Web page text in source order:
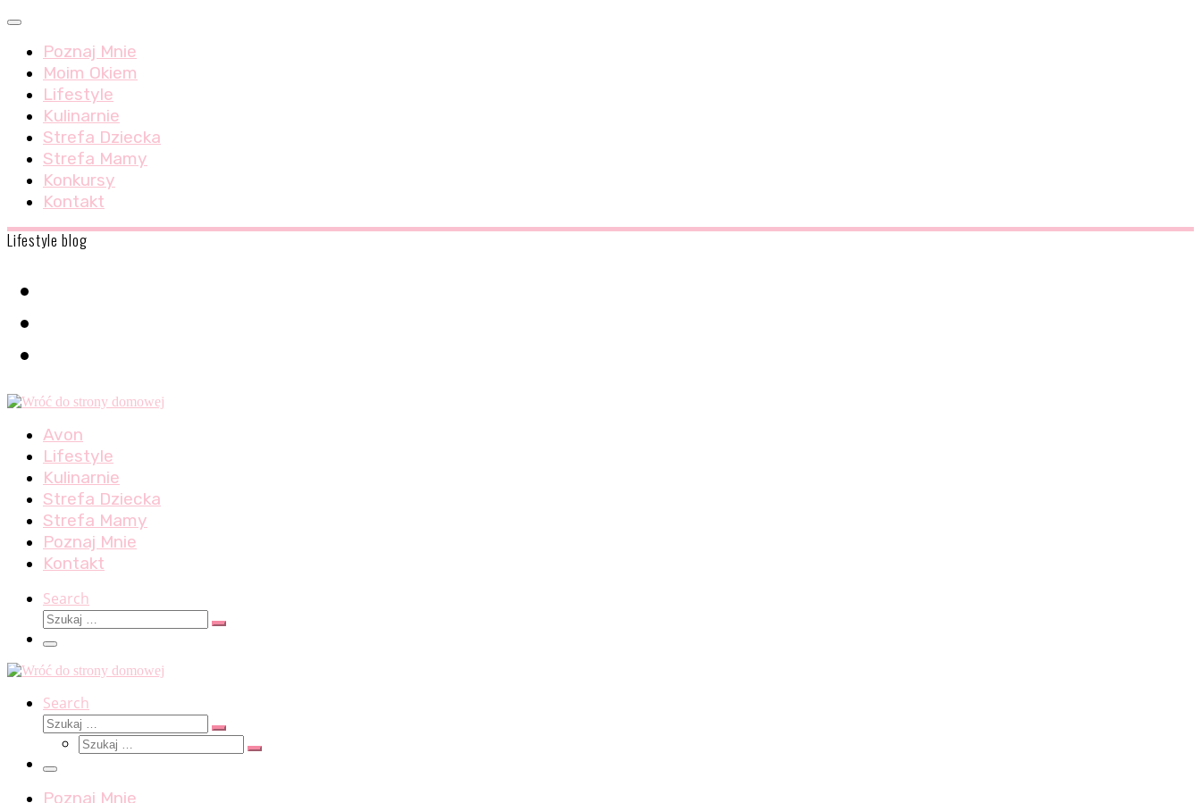
Skip
content
Menu
Poznaj Mnie
Moim Okiem
Lifestyle
Kulinarnie
Strefa Dziecka
Strefa Mamy
Konkursy
Kontakt
Lifestyle blog
Avon
Lifestyle
Kulinarnie
Strefa Dziecka
Strefa Mamy
Poznaj Mnie
Kontakt
Search
Szukaj
Szukaj
Menu
Search
Szukaj
Szukaj
Szukaj
Szukaj
Menu
Poznaj Mnie